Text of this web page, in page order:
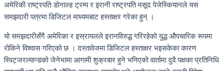
अमेरिकी राष्ट्रपति डोनाल्ड ट्रम्प र इरानी राष्ट्रपति मसूद पेजेस्कियानले यस
समझदारी पत्रमा डिजिटल माध्यमबाट हस्ताक्षर गरेका हुन् ।
यो समझदारीसँगै अमेरिका र इस्रायलले इरानविरुद्ध गरिरहेको युद्ध औपचारिक रूपमा
रोकिने विश्वास गरिएको छ । दस्तावेजमा डिजिटल हस्ताक्षर भइसकेका कारण
स्विट्जरल्यान्डको जेनेभामा आगामी शुक्रबार हुने भनिएको वार्तामा दुवै पक्षका प्रतिनिधि